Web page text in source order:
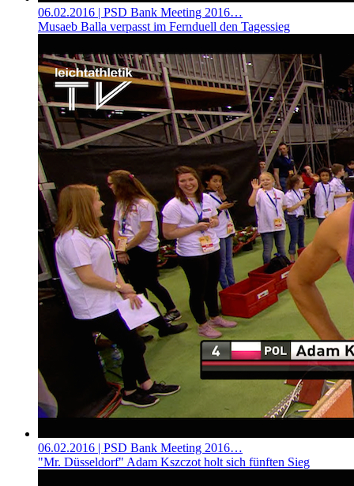
06.02.2016 | PSD Bank Meeting 2016…
Musaeb Balla verpasst im Fernduell den Tagessieg
06.02.2016 | PSD Bank Meeting 2016…
"Mr. Düsseldorf" Adam Kszczot holt sich fünften Sieg